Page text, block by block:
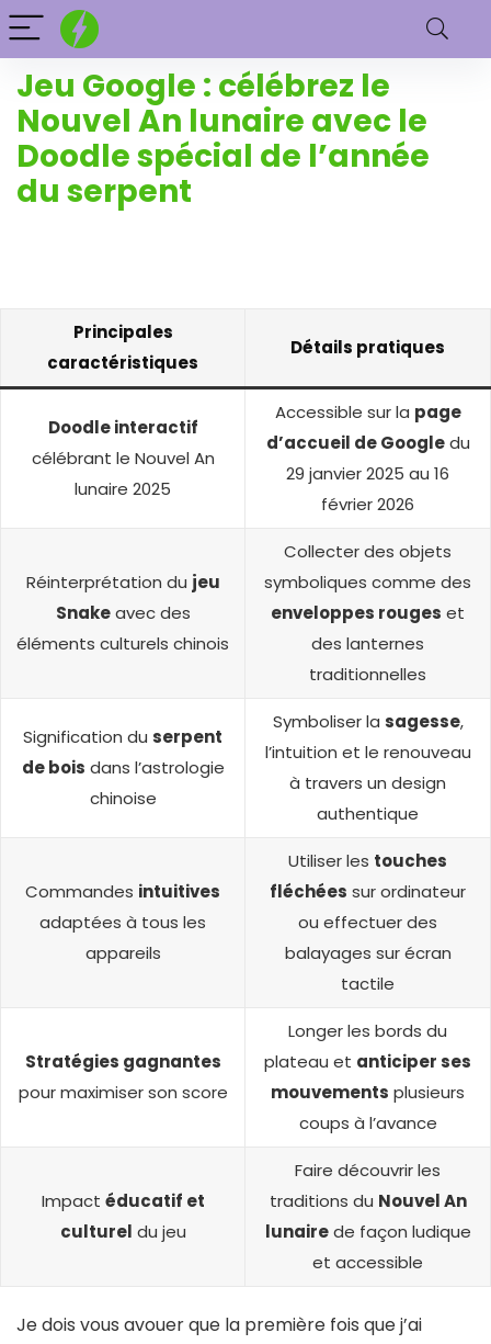
Jeu Google : célébrez le
Nouvel An lunaire avec le
Doodle spécial de l’année
du serpent
Principales
caractéristiques
Détails pratiques
Doodle interactif
célébrant le Nouvel An
lunaire 2025
Accessible sur la page
d’accueil de Googledu
29 janvier 2025 au 16
février 2026
Réinterprétation du jeu
Snakeavec des
éléments culturels chinois
Collecter des objets
symboliques comme des
enveloppes rouges et
des lanternes
traditionnelles
Signification du serpent
de bois dans l’astrologie
chinoise
Symboliser la sagesse,
l’intuition et le renouveau
à travers un design
authentique
Commandes intuitives
adaptées à tous les
appareils
Utiliser les touches
fléchées sur ordinateur
ou effectuer des
balayages sur écran
tactile
Stratégies gagnantes
pour maximiser son score
Longer les bords du
plateau et anticiper ses
mouvements plusieurs
coups à l’avance
Impact éducatif et
culturel du jeu
Faire découvrir les
traditions du Nouvel An
lunairede façon ludique
et accessible
Je dois vous avouer que la première fois que j’ai